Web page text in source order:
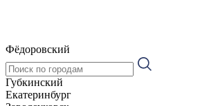
Фёдоровский
Губкинский
Екатеринбург